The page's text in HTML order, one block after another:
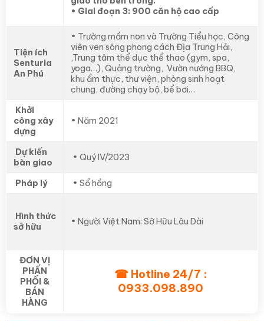
• Giai đoạn 3: 900 căn hộ cao cấp
Tiện ích
Senturia
An Phú
• Trường mầm non và Trường Tiểu học, Công
viên ven sông phong cách Địa Trung Hải,
,Trung tâm thể dục thể thao (gym, spa,
yoga…), Quảng trường, Vườn nướng BBQ,
khu ẩm thực, thư viện, phòng sinh hoạt
chung, đường chạy bộ, bể bơi…
Khởi
công xây
dựng
• Năm 2021
Dự kiến
bàn giao
• Quý IV/2023
Pháp lý • Sổ hồng
Hình thức
sở hữu
• Người Việt Nam: Sỡ Hữu Lâu Dài
ĐƠN VỊ
PHẤN
PHỐI &
BÁN
HÀNG
☎ Hotline 24/7 :
0933.098.890